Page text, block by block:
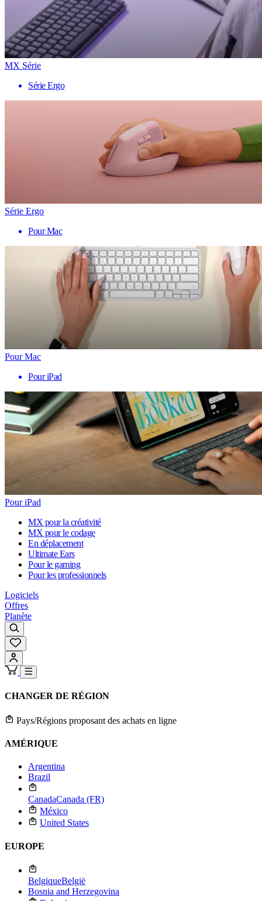
MX Série
Série Ergo
Série Ergo
Pour Mac
Pour Mac
Pour iPad
Pour iPad
MX pour la créativité
MX pour le codage
En déplacement
Ultimate Ears
Pour le gaming
Pour les professionnels
Logiciels
Offres
Planète
CHANGER DE RÉGION
Pays/Régions proposant des achats en ligne
AMÉRIQUE
Argentina
Brazil
CanadaCanada (FR)
México
United States
EUROPE
BelgiqueBelgië
Bosnia and Herzegovina